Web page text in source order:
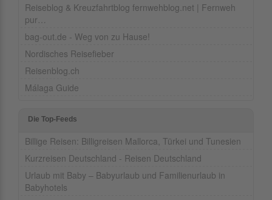
Reiseblog & Kreuzfahrtblog fernwehblog.net | Fernweh
pur…
bag-out.de - Weg von zu Hause!
Nordisches Reisefieber
Reisenblog.ch
Málaga Guide
Die Top-Feeds
Billige Reisen: Billigreisen Mallorca, Türkei und Tunesien
Kurzreisen Deutschland - Reisen Deutschland
Urlaub mit Baby – Babyurlaub und Familienurlaub in
Babyhotels